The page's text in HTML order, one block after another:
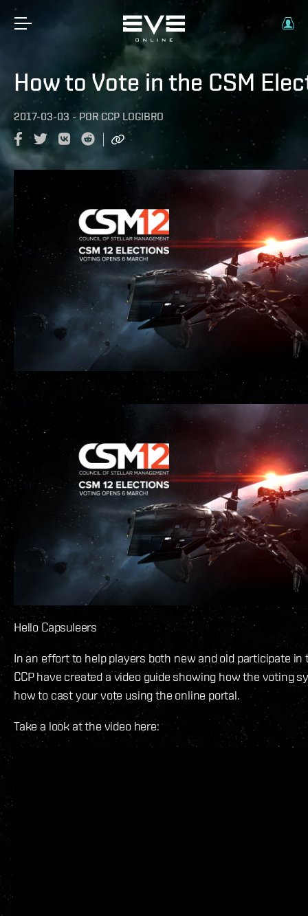
How to Vote in the CSM
2017-03-03 - POR CCP LOGIBRO
Hello Capsuleers
In an effort to help players both new and old participate in
CCP have created a video guide showing how the voting
how to cast your vote using the online portal.
Take a look at the video here: